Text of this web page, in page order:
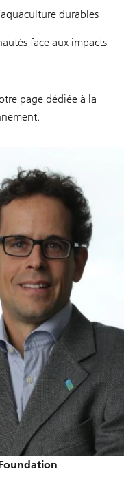
durables
face aux impacts
page dédiée à la